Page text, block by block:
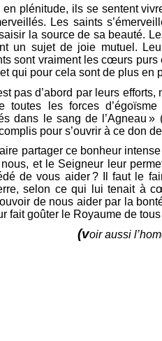
plénitude, ils se sentent
Les saints
la source de sa beauté.
un sujet de joie mutuel.
sont vraiment les cœurs
qui pour cela sont de plus en
pas d’abord par leurs
toutes les forces
dans le sang de l’Agneau
pour s’ouvrir à ce don
partager ce bonheur
et le Seigneur leur
de vous aider ? Il faut le
selon ce qui lui tenait à
de nous aider par la
fait goûter le Royaume de
(voir aussi